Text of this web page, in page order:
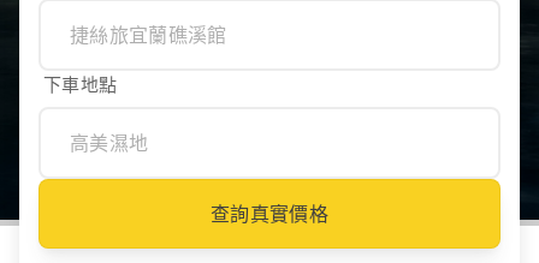
下車地點
查詢真實價格